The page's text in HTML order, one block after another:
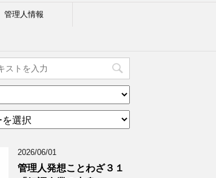
管理人情報
2026/06/01
管理人発想ことわざ３１